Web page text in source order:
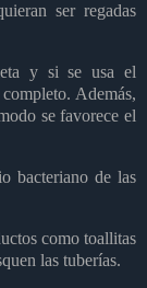
ser regadas
y si se usa el
Además,
se favorece el
bacteriano de las
como toallitas
las tuberías.